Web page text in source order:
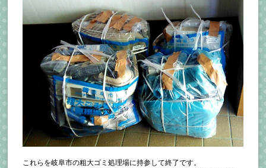
これらを岐阜市の粗大ゴミ処理場に持参して終了です。